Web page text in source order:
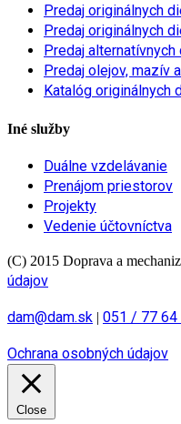
Predaj originálnych
Predaj originálnych
Predaj alternatívnych
Predaj olejov, mazív
Katalóg originálnych
Iné služby
Duálne vzdelávanie
Prenájom priestorov
Projekty
Vedenie účtovníctva
(C) 2015 Doprava a
údajov
dam@dam.sk | 051 / 77 64
Ochrana osobných údajov
Close